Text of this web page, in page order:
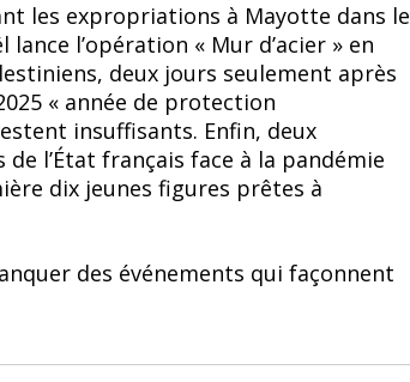
les expropriations à Mayotte dans le
lance l’opération « Mur d’acier » en
deux jours seulement après
« année de protection
insuffisants. Enfin, deux
l’État français face à la pandémie
dix jeunes figures prêtes à
des événements qui façonnent